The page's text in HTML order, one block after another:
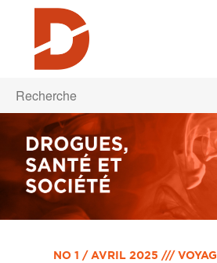
NO 1 / AVRIL 2025 ///